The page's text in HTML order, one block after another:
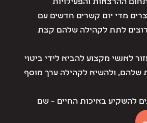
מדי יום קשרים חדשים עם
לתת לקהילה שלהם קצת
לאנשי מקצוע להביא לידי ביטוי
שלהם, ולהשיא לקהילה ערך מוסף
להשקיע באיכות החיים – שם